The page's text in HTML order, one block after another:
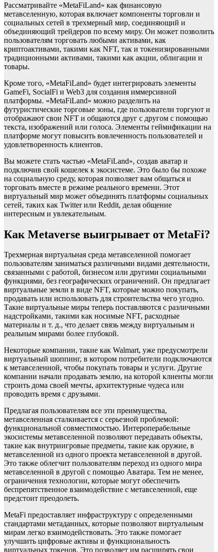
Рассматривайте «MetaFiLand» как финансовую
метавселенную, которая включает компоненты торговли и
социальных сетей в трехмерный мир, соединяющий и
объединяющий трейдеров по всему миру. Он может позволить
пользователям торговать любыми активами, как
криптоактивами, такими как NFT, так и токенизированными
традиционными активами, такими как акции, облигации и
товары.
Кроме того, «MetaFiLand» будет интегрировать элементы
GameFi, SocialFi и Web3 для создания иммерсивной
платформы. «MetaFiLand» можно разделить на
футуристические торговые зоны, где пользователи торгуют и
отображают свои NFT и общаются друг с другом с помощью
текста, изображений или голоса. Элементы геймификации на
платформе могут повысить вовлеченность пользователей и
удовлетворенность клиентов.
Вы можете стать частью «MetaFiLand», создав аватар и
подключив свой кошелек к экосистеме. Это было бы похоже
на социальную среду, которая позволяет вам общаться и
торговать вместе в режиме реального времени. Этот
виртуальный мир может объединять платформы социальных
сетей, таких как Twitter или Reddit, делая общение
интересным и увлекательным.
Как Metaverse выигрывает от MetaFi?
Трехмерная виртуальная среда метавселенной помогает
пользователям заниматься различными видами деятельности,
связанными с работой, бизнесом или другими социальными
функциями, без географических ограничений. Он предлагает
виртуальные земли в виде NFT, которые можно покупать,
продавать или использовать для строительства чего угодно.
Такие виртуальные миры теперь поставляются с различными
надстройками, такими как носимые NFT, расходные
материалы и т. д., что делает связь между виртуальным и
реальным мирами более глубокой.
Некоторые компании, такие как Walmart, уже предусмотрели
виртуальный шоппинг, в котором потребители подключаются
к метавселенной, чтобы покупать товары и услуги. Другие
компании начали продавать землю, на которой клиенты могли
строить дома своей мечты, архитектурные чудеса или
проводить время с друзьями.
Предлагая пользователям все эти преимущества,
метавселенная сталкивается с серьезной проблемой:
функциональной совместимостью. Интероперабельные
экосистемы метавселенной позволяют передавать объекты,
такие как внутриигровые предметы, такие как оружие, в
метавселенной из одного проекта метавселенной в другой.
Это также облегчит пользователям переход из одного мира
метавселенной в другой с помощью Аватара. Тем не менее,
ограничения технологии, которые могут обеспечить
беспрепятственное взаимодействие с метавселенной, еще
предстоит преодолеть.
MetaFi предоставляет инфраструктуру с определенными
стандартами метаданных, которые позволяют виртуальным
мирам легко взаимодействовать. Это также помогает
улучшить цифровые активы и функциональность
виртуальных токенов. Это позволяет им расширять свои